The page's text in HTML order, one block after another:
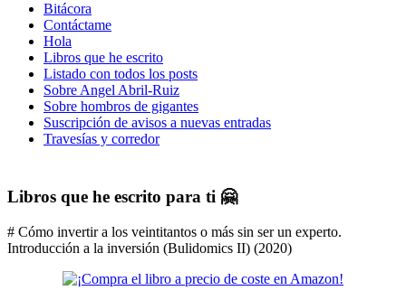
Bitácora
Contáctame
Hola
Libros que he escrito
Listado con todos los posts
Sobre Angel Abril-Ruiz
Sobre hombros de gigantes
Suscripción de avisos a nuevas entradas
Travesías y corredor
Libros que he escrito para ti 🤗
# Cómo invertir a los veintitantos o más sin ser un experto.
Introducción a la inversión (Bulidomics II) (2020)